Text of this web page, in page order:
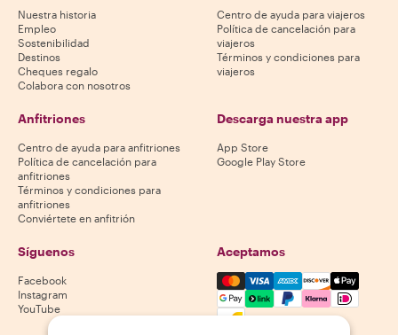
Nuestra historia
Empleo
Sostenibilidad
Destinos
Cheques regalo
Colabora con nosotros
Centro de ayuda para viajeros
Política de cancelación para
viajeros
Términos y condiciones para
viajeros
Anfitriones
Centro de ayuda para anfitriones
Política de cancelación para
anfitriones
Términos y condiciones para
anfitriones
Conviértete en anfitrión
Descarga nuestra app
App Store
Google Play Store
Síguenos
Facebook
Instagram
YouTube
Aceptamos
Mastercard, Visa, Amex,